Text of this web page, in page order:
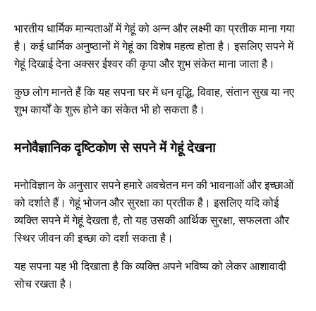
भारतीय धार्मिक मान्यताओं में गेहूं को अन्न और लक्ष्मी का प्रतीक माना गया
है। कई धार्मिक अनुष्ठानों में गेहूं का विशेष महत्व होता है। इसलिए सपने में
गेहूं दिखाई देना अक्सर ईश्वर की कृपा और शुभ संकेत माना जाता है।
कुछ लोग मानते हैं कि यह सपना घर में धन वृद्धि, विवाह, संतान सुख या नए
शुभ कार्यों के शुरू होने का संकेत भी हो सकता है।
मनोवैज्ञानिक दृष्टिकोण से सपने में गेहूं देखना
मनोविज्ञान के अनुसार सपने हमारे अवचेतन मन की भावनाओं और इच्छाओं
को दर्शाते हैं। गेहूं भोजन और सुरक्षा का प्रतीक है। इसलिए यदि कोई
व्यक्ति सपने में गेहूं देखता है, तो यह उसकी आर्थिक सुरक्षा, सफलता और
स्थिर जीवन की इच्छा को दर्शा सकता है।
यह सपना यह भी दिखाता है कि व्यक्ति अपने भविष्य को लेकर आशावादी
सोच रखता है।